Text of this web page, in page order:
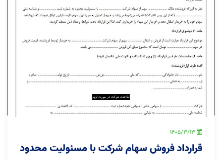
1405/3/13
قرارداد فروش سهام شرکت با مسئولیت محدود